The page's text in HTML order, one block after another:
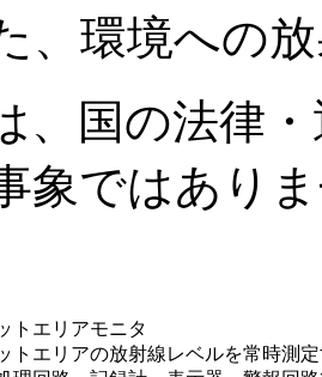
、環境への
、国の法律・
象ではあり
トエリアモニタ
トエリアの放射線レベルを常時測